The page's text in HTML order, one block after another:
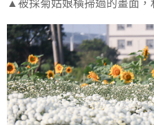
▲被採菊姑娘橫掃過的畫面